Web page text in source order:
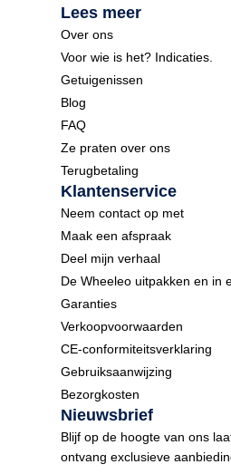
Lees meer
Over ons
Voor wie is het? Indicaties.
Getuigenissen
Blog
FAQ
Ze praten over ons
Terugbetaling
Klantenservice
Neem contact op met
Maak een afspraak
Deel mijn verhaal
De Wheeleo uitpakken en in
Garanties
Verkoopvoorwaarden
CE-conformiteitsverklaring
Gebruiksaanwijzing
Bezorgkosten
Nieuwsbrief
Blijf op de hoogte van ons
ontvang exclusieve